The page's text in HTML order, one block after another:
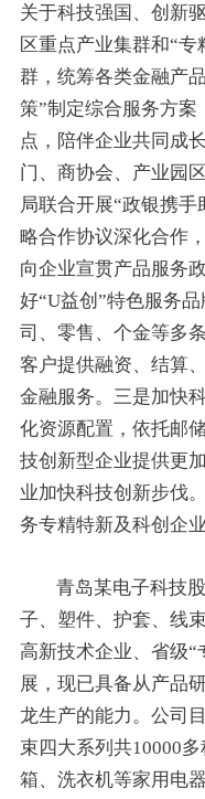
关于科技强国、创新
区重点产业集群和“
群，统筹各类金融产
策”制定综合服务方
点，陪伴企业共同成
门、商协会、产业园
局联合开展“政银携
略合作协议深化合作
向企业宣贯产品服务
好“U益创”特色服务
司、零售、个金等多
客户提供融资、结算
金融服务。三是加快
化资源配置，依托邮
技创新型企业提供更
业加快科技创新步伐
务专精特新及科创企
青岛某电子科技
子、塑件、护套、线
高新技术企业、省级
展，现已具备从产品
龙生产的能力。公司
束四大系列共10000
箱、洗衣机等家用电